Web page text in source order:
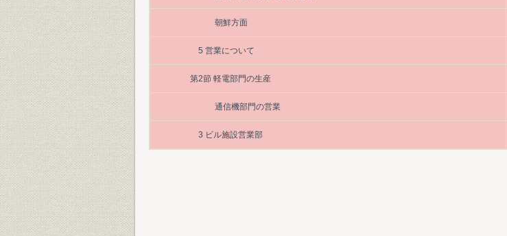
朝鮮方面
5 営業について
第2節 軽電部門の生産
通信機部門の営業
3 ビル施設営業部